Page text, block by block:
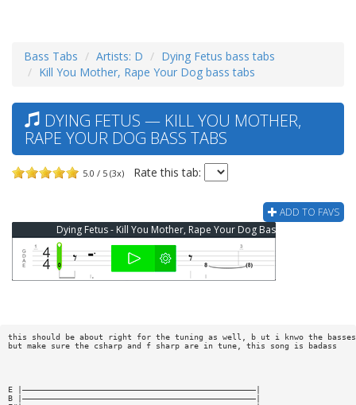
Bass Tabs Artists: D
Dying Fetus bass tabs
Kill You Mother, Rape Your Dog bass tabs
DYING FETUS — KILL YOU MOTHER,
RAPE YOUR DOG BASS TABS
5.0 / 5 (3x) Rate this tab:
ADD TO FAVS
Dying Fetus - Kill You Mother, Rape Your Dog Bass Tab
this should be about right for the tuning as well, b ut i knwo the basses
but make sure the csharp and f sharp are in tune, this song is badass
E |—————————————————————————————————————————————————|
B |—————————————————————————————————————————————————|